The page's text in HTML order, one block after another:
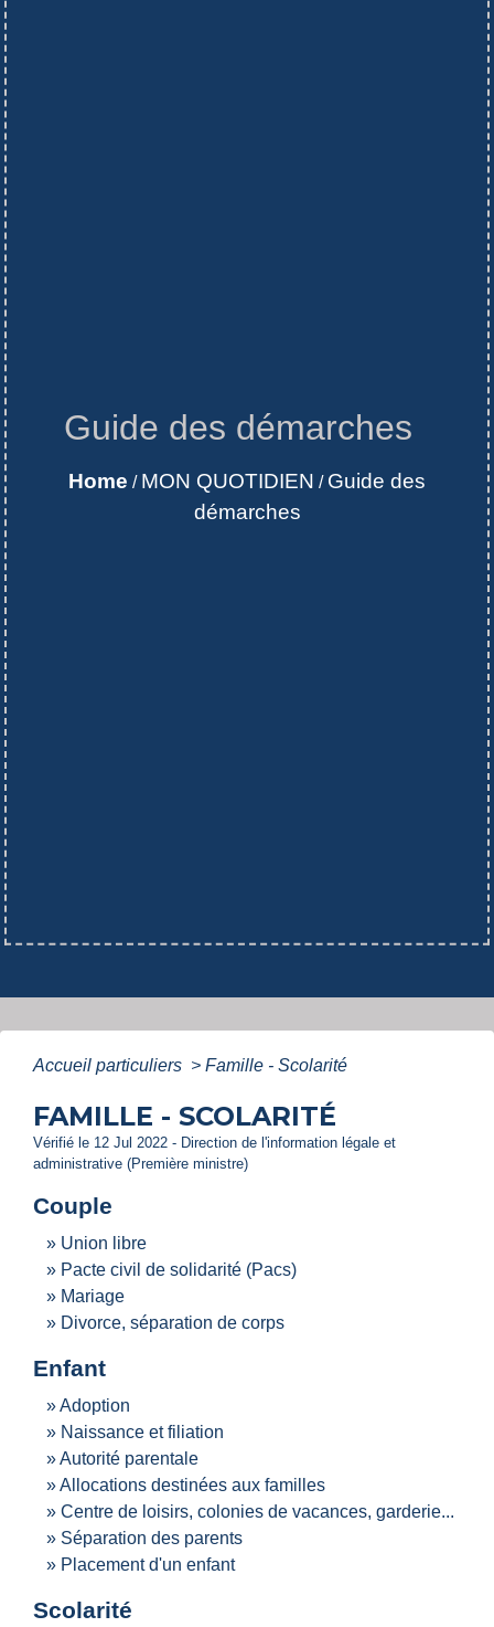
Guide des démarches
Home / MON QUOTIDIEN / Guide des
démarches
Accueil particuliers > Famille - Scolarité
FAMILLE - SCOLARITÉ
Vérifié le 12 Jul 2022 - Direction de l'information légale et
administrative (Première ministre)
Couple
Union libre
Pacte civil de solidarité (Pacs)
Mariage
Divorce, séparation de corps
Enfant
Adoption
Naissance et filiation
Autorité parentale
Allocations destinées aux familles
Centre de loisirs, colonies de vacances, garderie...
Séparation des parents
Placement d'un enfant
Scolarité